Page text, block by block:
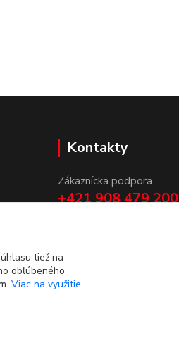
Kontakty
Zákaznícka podpora
+421 908 479 200
tiež na
obľúbeného
Viac na využitie